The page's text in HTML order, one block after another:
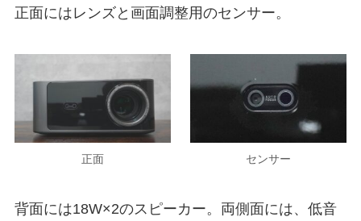
正面にはレンズと画面調整用のセンサー。
正面 センサー
背面には18W×2のスピーカー。両側面には、低音